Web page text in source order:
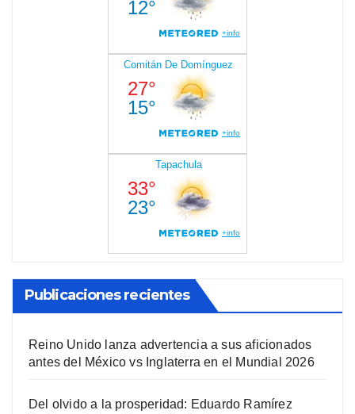
Publicaciones recientes
Reino Unido lanza advertencia a sus aficionados
antes del México vs Inglaterra en el Mundial 2026
Del olvido a la prosperidad: Eduardo Ramírez